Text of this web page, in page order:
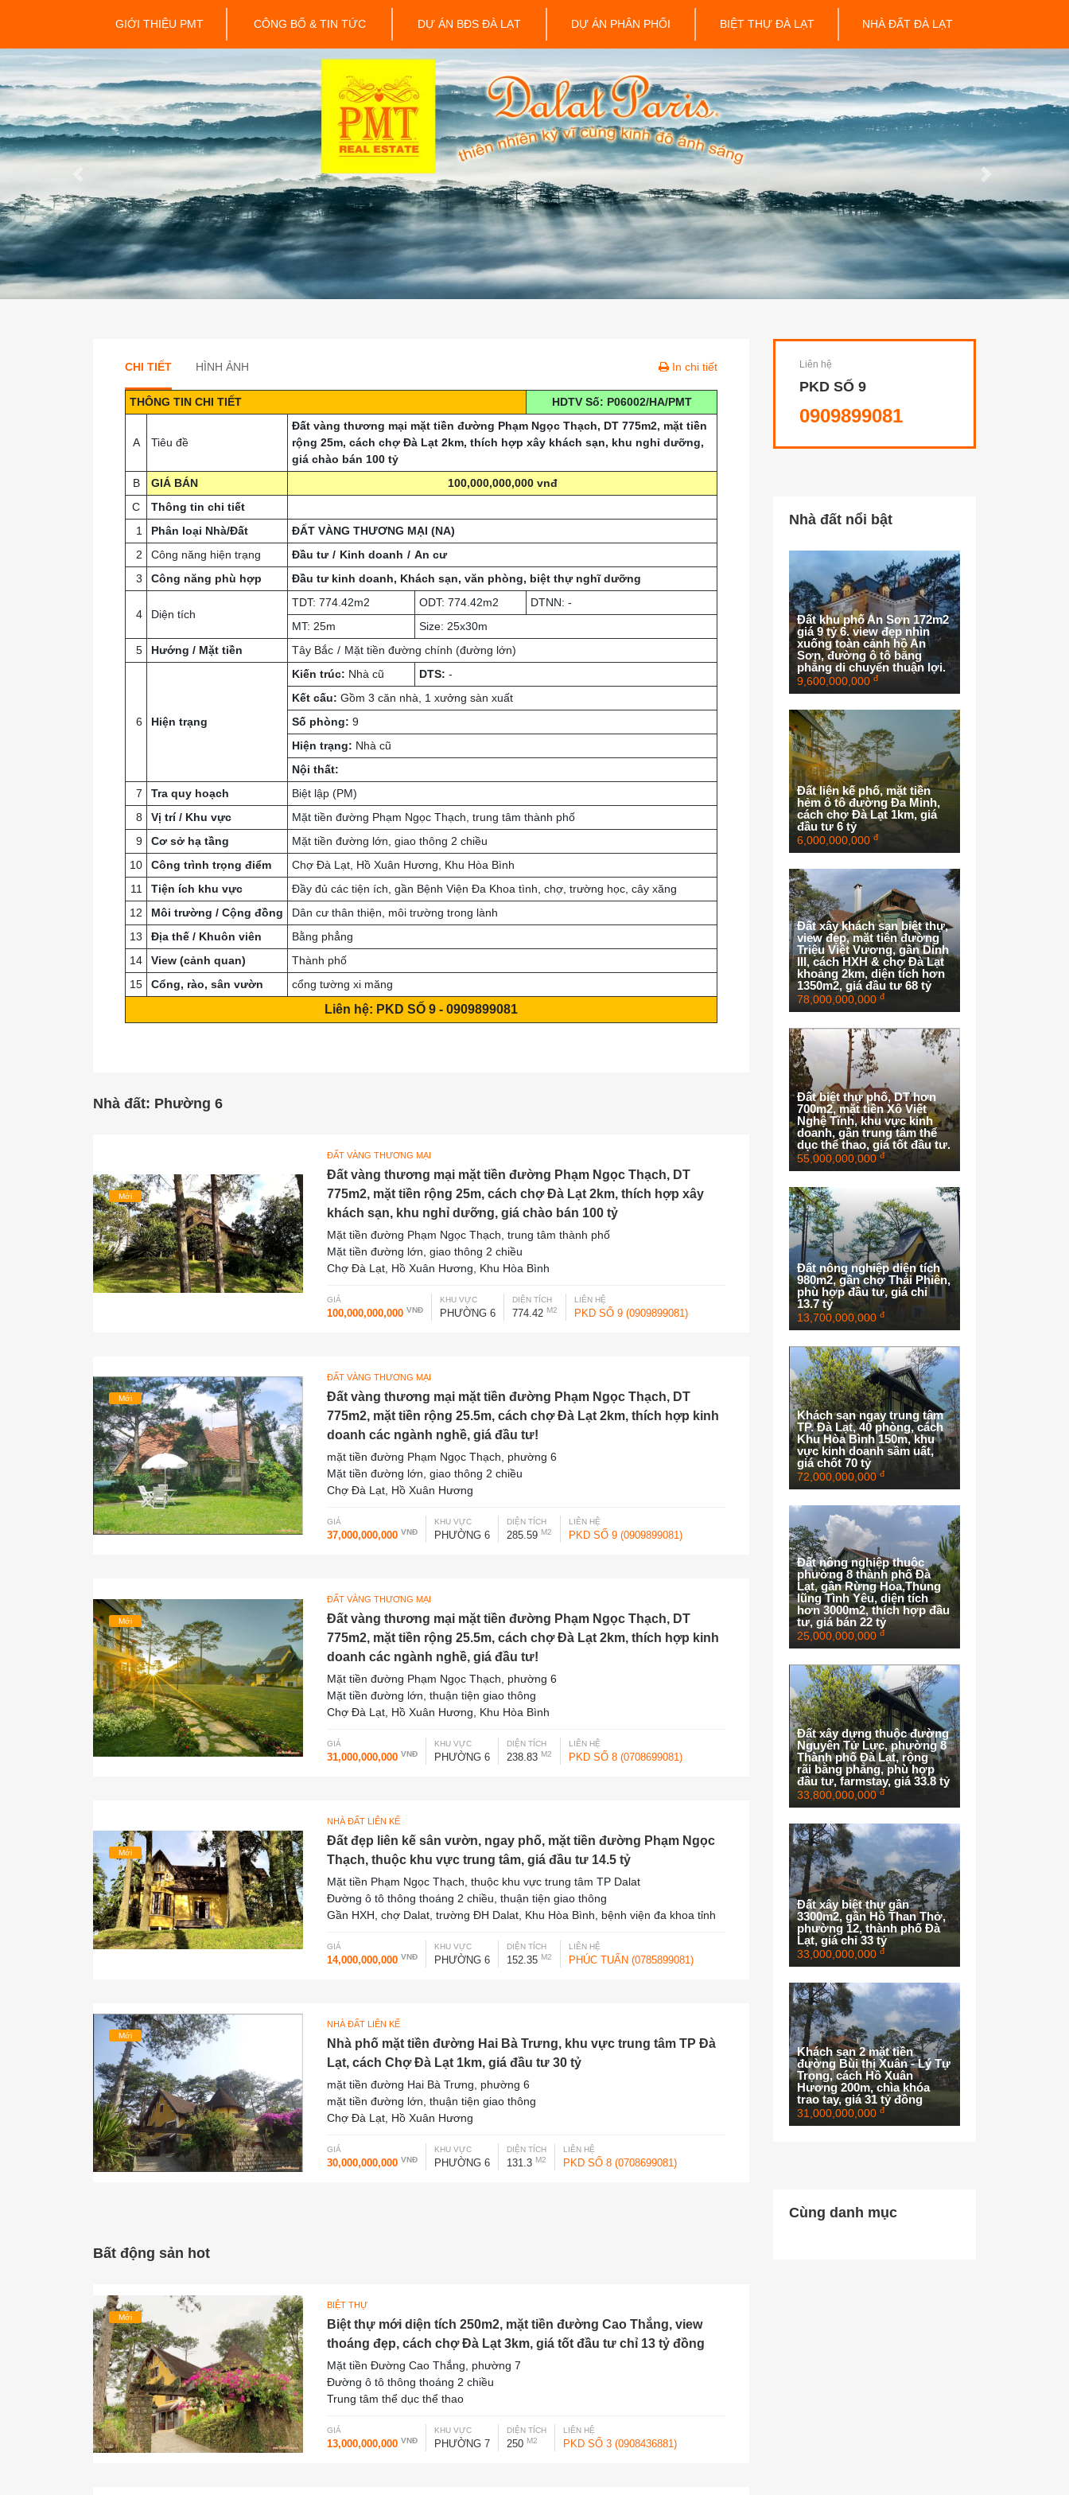
GIỚI THIỆU PMT CÔNG BỐ & TIN TỨC DỰ ÁN BĐS ĐÀ LẠT DỰ ÁN PHÂN PHỐI BIỆT THỰ ĐÀ LẠT NHÀ ĐẤT ĐÀ LẠT
Next
In chi tiết
CHI TIẾT HÌNH ẢNH
THÔNG TIN CHI TIẾT HDTV Số: P06002/HA/PMT
A Tiêu đề
Đất vàng thương mại mặt tiền đường Phạm Ngọc Thạch, DT 775m2, mặt tiền
rộng 25m, cách chợ Đà Lạt 2km, thích hợp xây khách sạn, khu nghỉ dưỡng,
giá chào bán 100 tỷ
B
GIÁ BÁN
100,000,000,000 vnđ
C
Thông tin chi tiết
1
Phân loại Nhà/Đất
ĐẤT VÀNG THƯƠNG MẠI (NA)
2
Công năng hiện trạng Đầu tư Kinh doanh
An cư
3
Công năng phù hợp Đầu tư kinh doanh, Khách sạn, văn phòng, biệt thự nghĩ dưỡng
4 Diện tích
TDT: 774.42m2 ODT: 774.42m2
DTNN: -
MT: 25m
Size: 25x30m
5
Hướng / Mặt tiền Tây Bắc Mặt tiền đường chính (đường lớn)
6 Hiện trạng
Kiến trúc: Nhà cũ DTS: -
Kết cấu: Gồm 3 căn nhà, 1 xưởng sàn xuất
Số phòng: 9
Hiện trạng: Nhà cũ
Nội thất:
7
Tra quy hoạch
Biệt lập (PM)
8
Vị trí / Khu vực
Mặt tiền đường Phạm Ngọc Thạch, trung tâm thành phố
9
Cơ sở hạ tầng
Mặt tiền đường lớn, giao thông 2 chiều
10
Công trình trọng điểm
Chợ Đà Lạt, Hồ Xuân Hương, Khu Hòa Bình
11
Tiện ích khu vực
Đầy đủ các tiện ích, gần Bệnh Viện Đa Khoa tình, chợ, trường học, cây xăng
12
Môi trường / Cộng đồng
Dân cư thân thiện, môi trường trong lành
13
Địa thế / Khuôn viên
Bằng phẳng
14
View (cảnh quan)
Thành phố
15
Cổng, rào, sân vườn cổng tường xi măng
Liên hệ: PKD SỐ 9 - 0909899081
Nhà đất: Phường 6
Mới
ĐẤT VÀNG THƯƠNG MẠI
Đất vàng thương mại mặt tiền đường Phạm Ngọc Thạch, DT
775m2, mặt tiền rộng 25m, cách chợ Đà Lạt 2km, thích hợp xây
khách sạn, khu nghỉ dưỡng, giá chào bán 100 tỷ
Mặt tiền đường Phạm Ngọc Thạch, trung tâm thành phố
Mặt tiền đường lớn, giao thông 2 chiều
Chợ Đà Lạt, Hồ Xuân Hương, Khu Hòa Bình
GIÁ
100,000,000,000 VNĐ
KHU VỰC
PHƯỜNG 6
DIỆN TÍCH
774.42 M2
LIÊN HỆ
PKD SỐ 9 (0909899081)
Mới
ĐẤT VÀNG THƯƠNG MẠI
Đất vàng thương mại mặt tiền đường Phạm Ngọc Thạch, DT
775m2, mặt tiền rộng 25.5m, cách chợ Đà Lạt 2km, thích hợp kinh
doanh các ngành nghề, giá đầu tư!
mặt tiền đường Phạm Ngọc Thạch, phường 6
Mặt tiền đường lớn, giao thông 2 chiều
Chợ Đà Lạt, Hồ Xuân Hương
GIÁ
37,000,000,000 VNĐ
KHU VỰC
PHƯỜNG 6
DIỆN TÍCH
285.59 M2
LIÊN HỆ
PKD SỐ 9 (0909899081)
Mới
ĐẤT VÀNG THƯƠNG MẠI
Đất vàng thương mại mặt tiền đường Phạm Ngọc Thạch, DT
775m2, mặt tiền rộng 25.5m, cách chợ Đà Lạt 2km, thích hợp kinh
doanh các ngành nghề, giá đầu tư!
Mặt tiền đường Phạm Ngọc Thạch, phường 6
Mặt tiền đường lớn, thuận tiện giao thông
Chợ Đà Lạt, Hồ Xuân Hương, Khu Hòa Bình
GIÁ
31,000,000,000 VNĐ
KHU VỰC
PHƯỜNG 6
DIỆN TÍCH
238.83 M2
LIÊN HỆ
PKD SỐ 8 (0708699081)
Mới
NHÀ ĐẤT LIÊN KẾ
Đất đẹp liên kế sân vườn, ngay phố, mặt tiền đường Phạm Ngọc
Thạch, thuộc khu vực trung tâm, giá đầu tư 14.5 tỷ
Mặt tiền Phạm Ngọc Thạch, thuộc khu vực trung tâm TP Dalat
Đường ô tô thông thoáng 2 chiều, thuận tiện giao thông
Gần HXH, chợ Dalat, trường ĐH Dalat, Khu Hòa Bình, bệnh viện đa khoa tỉnh
GIÁ
14,000,000,000 VNĐ
KHU VỰC
PHƯỜNG 6
DIỆN TÍCH
152.35 M2
LIÊN HỆ
PHÚC TUẤN (0785899081)
Mới
NHÀ ĐẤT LIÊN KẾ
Nhà phố mặt tiền đường Hai Bà Trưng, khu vực trung tâm TP Đà
Lạt, cách Chợ Đà Lạt 1km, giá đầu tư 30 tỷ
mặt tiền đường Hai Bà Trưng, phường 6
mặt tiền đường lớn, thuận tiện giao thông
Chợ Đà Lạt, Hồ Xuân Hương
GIÁ
30,000,000,000 VNĐ
KHU VỰC
PHƯỜNG 6
DIỆN TÍCH
131.3 M2
LIÊN HỆ
PKD SỐ 8 (0708699081)
Bất động sản hot
Mới
BIỆT THỰ
Biệt thự mới diện tích 250m2, mặt tiền đường Cao Thắng, view
thoáng đẹp, cách chợ Đà Lạt 3km, giá tốt đầu tư chỉ 13 tỷ đồng
Mặt tiền Đường Cao Thắng, phường 7
Đường ô tô thông thoáng 2 chiều
Trung tâm thể dục thể thao
GIÁ
13,000,000,000 VNĐ
KHU VỰC
PHƯỜNG 7
DIỆN TÍCH
250 M2
LIÊN HỆ
PKD SỐ 3 (0908436881)
Liên hệ
PKD SỐ 9
0909899081
Nhà đất nổi bật
Đất khu phố An Sơn 172m2
giá 9 tỷ 6. view đẹp nhìn
xuống toàn cảnh hồ An
Sơn, đường ô tô bằng
phẳng di chuyển thuận lợi.
9,600,000,000 đ
Đất liên kế phố, mặt tiền
hẻm ô tô đường Đa Minh,
cách chợ Đà Lạt 1km, giá
đầu tư 6 tỷ
6,000,000,000 đ
Đất xây khách sạn biệt thự,
view đẹp, mặt tiền đường
Triệu Việt Vương, gần Dinh
III, cách HXH & chợ Đà Lạt
khoảng 2km, diện tích hơn
1350m2, giá đầu tư 68 tỷ
78,000,000,000 đ
Đất biệt thự phố, DT hơn
700m2, mặt tiền Xô Viết
Nghệ Tĩnh, khu vực kinh
doanh, gần trung tâm thể
dục thể thao, giá tốt đầu tư.
55,000,000,000 đ
Đất nông nghiệp diện tích
980m2, gần chợ Thái Phiên,
phù hợp đầu tư, giá chỉ
13.7 tỷ
13,700,000,000 đ
Khách sạn ngay trung tâm
TP. Đà Lạt, 40 phòng, cách
Khu Hòa Bình 150m, khu
vực kinh doanh sầm uất,
giá chốt 70 tỷ
72,000,000,000đ
Đất nông nghiệp thuộc
phường 8 thành phố Đà
Lạt, gần Rừng Hoa,Thung
lũng Tình Yêu, diện tích
hơn 3000m2, thích hợp đầu
tư, giá bán 22 tỷ
25,000,000,000 đ
Đất xây dựng thuộc đường
Nguyên Tử Lực, phường 8
Thành phố Đà Lạt, rộng
rãi bằng phẳng, phù hợp
đầu tư, farmstay, giá 33.8 tỷ
33,800,000,000đ
Đất xây biệt thự gần
3300m2, gần Hồ Than Thở,
phường 12, thành phố Đà
Lạt, giá chỉ 33 tỷ
33,000,000,000 đ
Khách sạn 2 mặt tiền
đường Bùi thị Xuân - Lý Tự
Trọng, cách Hồ Xuân
Hương 200m, chìa khóa
trao tay, giá 31 tỷ đồng
31,000,000,000 đ
Cùng danh mục